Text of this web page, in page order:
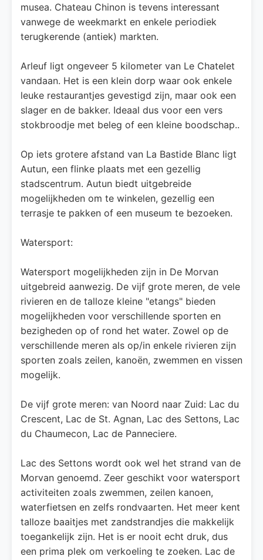
musea. Chateau Chinon is tevens interessant
vanwege de weekmarkt en enkele periodiek
terugkerende (antiek) markten.
Arleuf ligt ongeveer 5 kilometer van Le Chatelet
vandaan. Het is een klein dorp waar ook enkele
leuke restaurantjes gevestigd zijn, maar ook een
slager en de bakker. Ideaal dus voor een vers
stokbroodje met beleg of een kleine boodschap..
Op iets grotere afstand van La Bastide Blanc ligt
Autun, een flinke plaats met een gezellig
stadscentrum. Autun biedt uitgebreide
mogelijkheden om te winkelen, gezellig een
terrasje te pakken of een museum te bezoeken.
Watersport:
Watersport mogelijkheden zijn in De Morvan
uitgebreid aanwezig. De vijf grote meren, de vele
rivieren en de talloze kleine "etangs" bieden
mogelijkheden voor verschillende sporten en
bezigheden op of rond het water. Zowel op de
verschillende meren als op/in enkele rivieren zijn
sporten zoals zeilen, kanoën, zwemmen en vissen
mogelijk.
De vijf grote meren: van Noord naar Zuid: Lac du
Crescent, Lac de St. Agnan, Lac des Settons, Lac
du Chaumecon, Lac de Panneciere.
Lac des Settons wordt ook wel het strand van de
Morvan genoemd. Zeer geschikt voor watersport
activiteiten zoals zwemmen, zeilen kanoen,
waterfietsen en zelfs rondvaarten. Het meer kent
talloze baaitjes met zandstrandjes die makkelijk
toegankelijk zijn. Het is er nooit echt druk, dus
een prima plek om verkoeling te zoeken. Lac de